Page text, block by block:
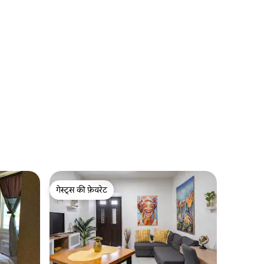
गेस्ट्स की फ़ेवरेट
गेस्ट्स की फ़ेवरेट